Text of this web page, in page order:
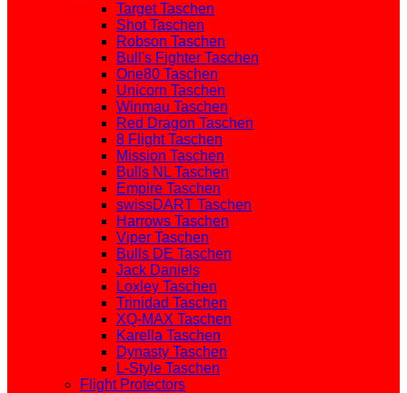
Target Taschen
Shot Taschen
Robson Taschen
Bull's Fighter Taschen
One80 Taschen
Unicorn Taschen
Winmau Taschen
Red Dragon Taschen
8 Flight Taschen
Mission Taschen
Bulls NL Taschen
Empire Taschen
swissDART Taschen
Harrows Taschen
Viper Taschen
Bulls DE Taschen
Jack Daniels
Loxley Taschen
Trinidad Taschen
XQ-MAX Taschen
Karella Taschen
Dynasty Taschen
L-Style Taschen
Flight Protectors